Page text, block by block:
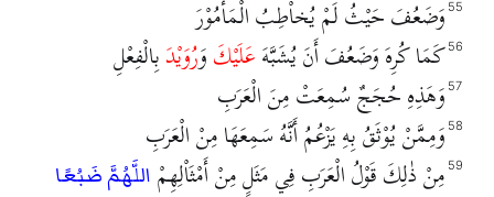
وَضَعُفَ حَيْثُ لَمْ يُخاْطِبُ الْمَأْمُوْرَ 55
كَمَا كُرِهَ وَضَعُفَ أَنَ يُشَبَّهَعَلَيْكَوَرُوَيْدَبِالْفِعْلِ 56
وَهَذِهِ حُجَجٌ سُمِعَتْ مِنَ الْعَرَبِ 57
وَمِمَّنْ يُوْثَقُ بِهِ يَزْعُمُ أَنَّهُ سَمِعَهَا مِنْ الْعَرَبِ 58
مِنْ ذٰلِكَ قَوْلُ الْعَرَبِ فِي مَثَلٍ مِنْ أَمْثَاْلِهِمْ اللَّهُمَّ ضَبُعًا
59